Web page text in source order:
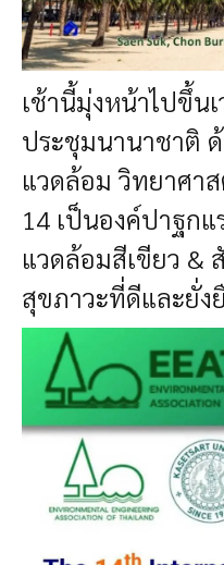
เช้านี้มุ่งหน้าไปขึ้น
ประชุมนานาชาติ
แวดล้อม วิทยาศา
14 เป็นองค์ปาฐกแ
แวดล้อมสีเขียว &
สุขภาวะที่ดีและยั่